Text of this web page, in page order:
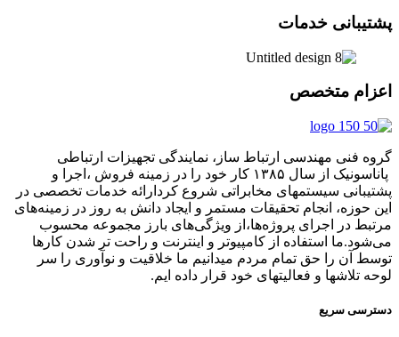
پشتیبانی خدمات
اعزام متخصص
گروه فنی مهندسی ارتباط ساز، نمایندگی تجهیزات ارتباطی
پاناسونیک از سال ۱۳۸۵ کار خود را در زمینه فروش ،اجرا و
پشتیبانی سیستمهای مخابراتی شروع کردارائه خدمات تخصصی در
این حوزه، انجام تحقیقات مستمر و ایجاد دانش به‌ روز در زمینه‌های
مرتبط در اجرای پروژه‌ها،از ویژگی‌های بارز مجموعه محسوب
می‌شود.ما استفاده از کامپیوتر و اینترنت و راحت تر شدن کارها
توسط آن را حق تمام مردم میدانیم ما خلاقیت و نوآوری را سر
لوحه تلاشها و فعالیتهای خود قرار داده ایم.
دسترسی سریع